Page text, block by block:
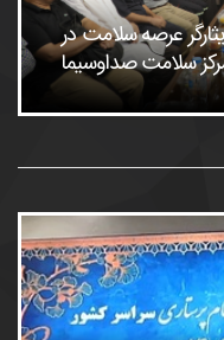
عرصه سلامت در
سلامت صداوسیما